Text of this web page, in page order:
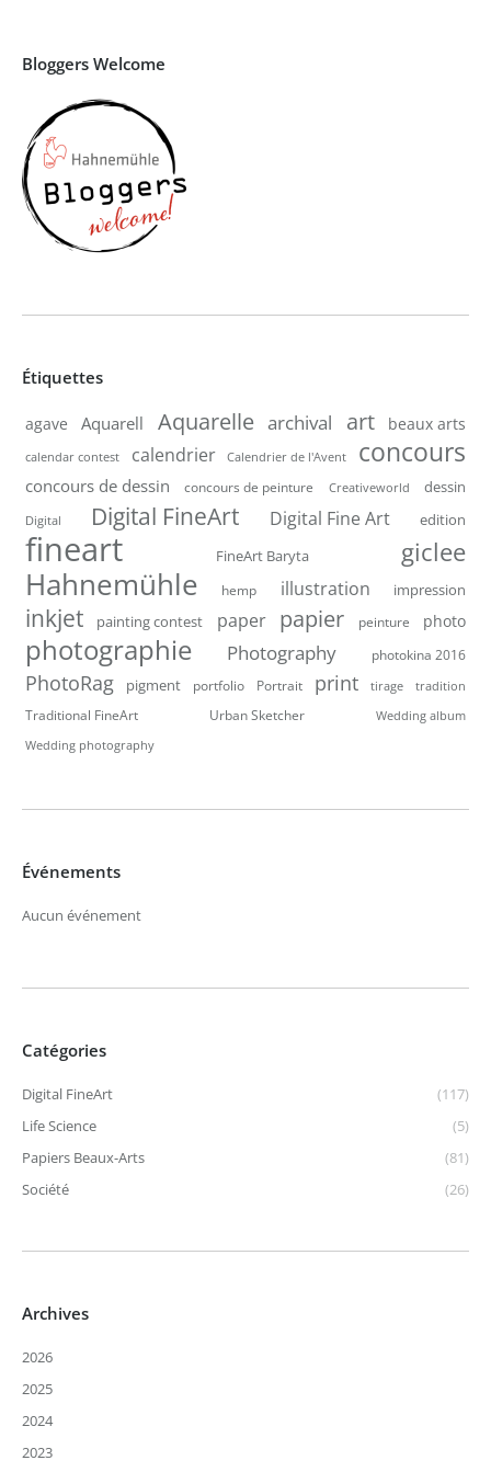
Bloggers Welcome
Étiquettes
agave Aquarell Aquarelle archival art beaux arts
calendar contest calendrier Calendrier de l'Avent concours
concours de dessin concours de peinture Creativeworld dessin
Digital Digital FineArt Digital Fine Art edition
fineart FineArt Baryta giclee
Hahnemühle hemp illustration impression
inkjet painting contest paper papier peinture photo
photographie Photography photokina 2016
PhotoRag pigment portfolio Portrait print tirage tradition
Traditional FineArt Urban Sketcher
Wedding album
Wedding photography
Événements
Aucun événement
Catégories
Digital FineArt
(117)
Life Science
(5)
Papiers Beaux-Arts
(81)
Société
(26)
Archives
2026
2025
2024
2023